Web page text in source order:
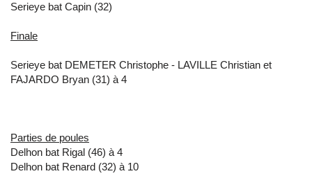
Serieye bat Capin (32)
Finale
Serieye bat DEMETER Christophe - LAVILLE Christian et
FAJARDO Bryan (31) à 4
Parties de poules
Delhon bat Rigal (46) à 4
Delhon bat Renard (32) à 10